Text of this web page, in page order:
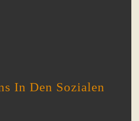
In Den Sozialen